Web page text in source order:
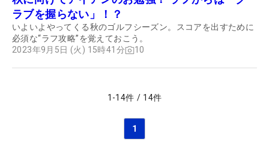
ラブを握らない」！？
いよいよやってくる秋のゴルフシーズン。スコアを出すために
必須な“ラフ攻略”を覚えておこう。
2023年9月5日 (火) 15時41分
10
1 -14件 / 14件
1